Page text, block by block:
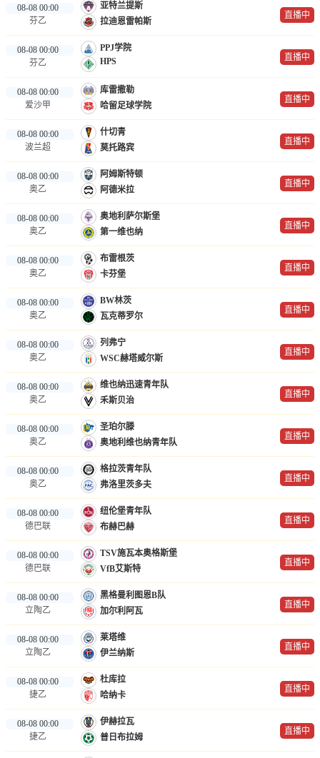
08-08 00:00
芬乙
亚特兰提斯
拉迪恩雷帕斯
直播中
08-08 00:00
芬乙
PPJ学院
HPS
直播中
08-08 00:00
爱沙甲
库雷撒勒
哈留足球学院
直播中
08-08 00:00
波兰超
什切青
莫托路宾
直播中
08-08 00:00
奥乙
阿姆斯特顿
阿德米拉
直播中
08-08 00:00
奥乙
奥地利萨尔斯堡
第一维也纳
直播中
08-08 00:00
奥乙
布雷根茨
卡芬堡
直播中
08-08 00:00
奥乙
BW林茨
瓦克蒂罗尔
直播中
08-08 00:00
奥乙
列弗宁
WSC赫塔威尔斯
直播中
08-08 00:00
奥乙
维也纳迅速青年队
禾斯贝治
直播中
08-08 00:00
奥乙
圣珀尔滕
奥地利维也纳青年队
直播中
08-08 00:00
奥乙
格拉茨青年队
弗洛里茨多夫
直播中
08-08 00:00
德巴联
纽伦堡青年队
布赫巴赫
直播中
08-08 00:00
德巴联
TSV施瓦本奥格斯堡
VfB艾斯特
直播中
08-08 00:00
立陶乙
黑格曼利图恩B队
加尔利阿瓦
直播中
08-08 00:00
立陶乙
莱塔维
伊兰纳斯
直播中
08-08 00:00
捷乙
杜库拉
哈纳卡
直播中
08-08 00:00
捷乙
伊赫拉瓦
普日布拉姆
直播中